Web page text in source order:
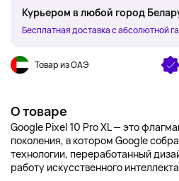
Курьером в любой город
Бесплатная доставка с абсолютной
Товар из ОАЭ
О товаре
Google Pixel 10 Pro XL — это
поколения, в котором Google
технологии, переработанный
работу искусственного